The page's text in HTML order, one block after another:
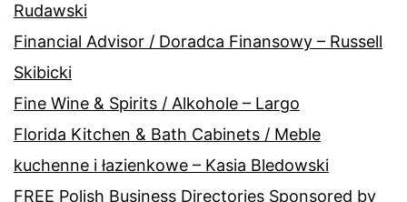
Rudawski
Financial Advisor / Doradca Finansowy – Russell
Skibicki
Fine Wine & Spirits / Alkohole – Largo
Florida Kitchen & Bath Cabinets / Meble
kuchenne i łazienkowe – Kasia Bledowski
FREE Polish Business Directories Sponsored by